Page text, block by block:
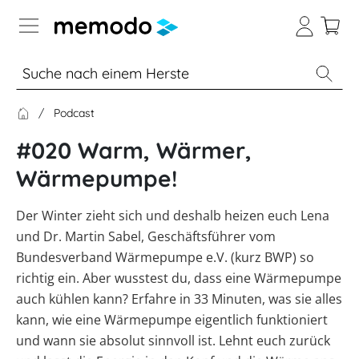
Expertenwissen
Photovoltaik-Wissen
Übersicht
Themenbereiche
PV-
Anlagen
Module
Werkzeuge
Übersicht
Produkt-
Sonstiges
PV
Wärme-Wissen
Übersicht
Themenbereiche
Heizungs-
Wärmepumpen
Werkzeuge
Übersicht
Wärmepumpen
Welt
E-Mobility-Wissen
Übersicht
Themenbereiche
News
Podcast
Podcast
#020 Warm, Wärmer,
Wärmepumpe!
Der Winter zieht sich und deshalb heizen euch Lena
und Dr. Martin Sabel, Geschäftsführer vom
Bundesverband Wärmepumpe e.V. (kurz BWP) so
richtig ein. Aber wusstest du, dass eine Wärmepumpe
auch kühlen kann? Erfahre in 33 Minuten, was sie alles
kann, wie eine Wärmepumpe eigentlich funktioniert
und wann sie absolut sinnvoll ist. Lehnt euch zurück